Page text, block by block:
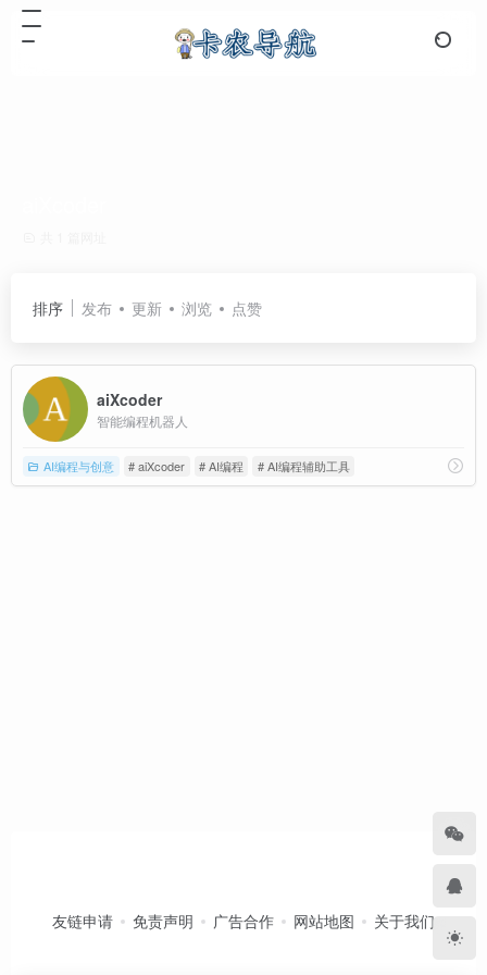
排序 发布 更新 浏览 点赞
aiXcoder
智能编程机器人
AI编程与创意 # aiXcoder # AI编程 # AI编程辅助工具
友链申请 免责声明 广告合作 网站地图 关于我们